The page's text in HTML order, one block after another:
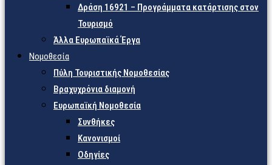
Δράση 16921 – Προγράμματα κατάρτισης στον
Τουρισμό
Άλλα Ευρωπαϊκά Έργα
Νομοθεσία
Πύλη Τουριστικής Νομοθεσίας
Βραχυχρόνια διαμονή
Ευρωπαϊκή Νομοθεσία
Συνθήκες
Κανονισμοί
Οδηγίες